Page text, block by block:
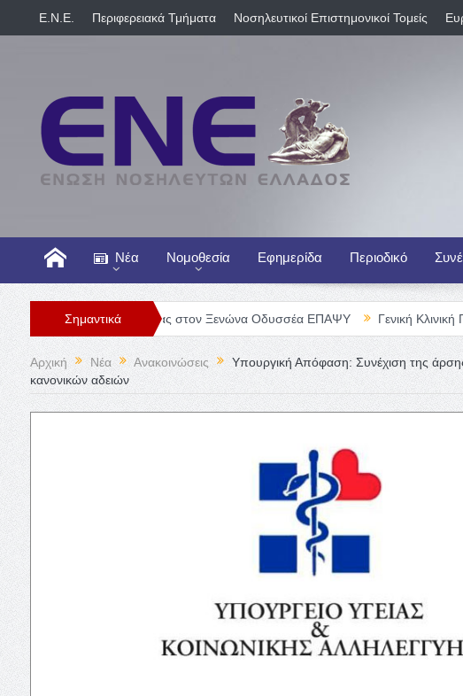
E.N.E. Περιφερειακά Τμήματα Νοσηλευτικοί Επιστημονικοί Τομείς
Νέα Νομοθεσία Εφημερίδα Περιοδικό
Σημαντικά
τριας στον Ξενώνα Οδυσσέα ΕΠΑΨΥ Γενική Κλινική ΠΕΙΡΑΪΚΟ
Αρχική Νέα Ανακοινώσεις
Υπουργική Απόφαση: Συνέχιση της
κανονικών αδειών